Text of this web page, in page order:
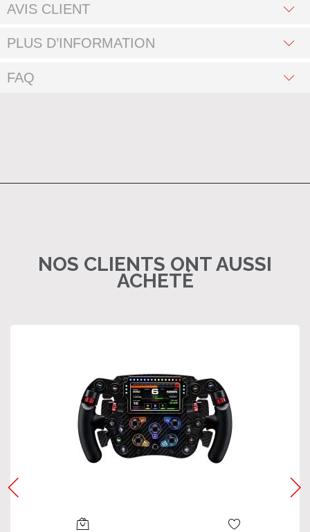
AVIS CLIENT
PLUS D’INFORMATION
FAQ
NOS CLIENTS ONT AUSSI
ACHETÉ